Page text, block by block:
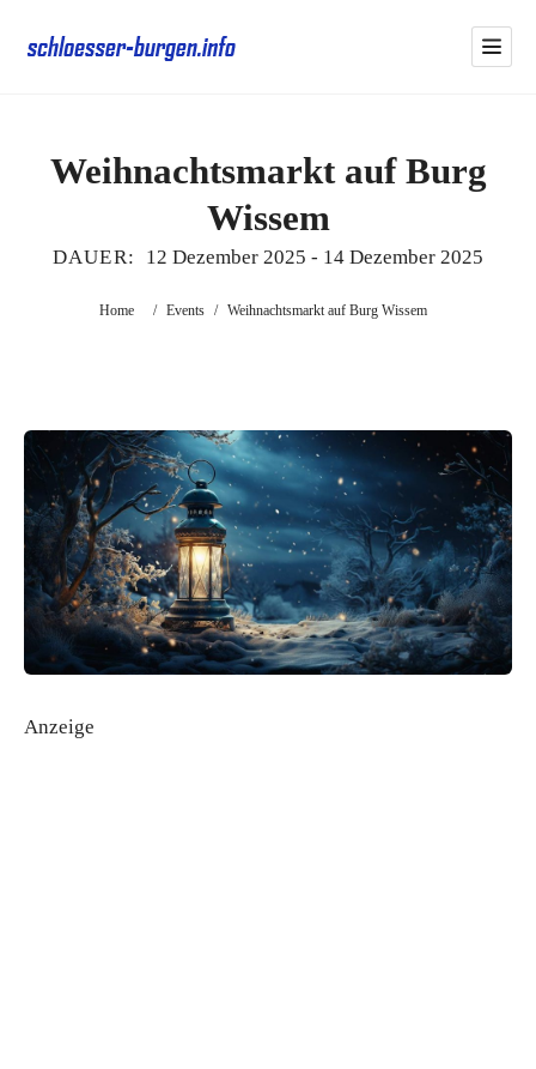
Weihnachtsmarkt auf Burg
Wissem
DAUER: 12 Dezember 2025 - 14 Dezember 2025
Home / Events / Weihnachtsmarkt auf Burg Wissem
Anzeige